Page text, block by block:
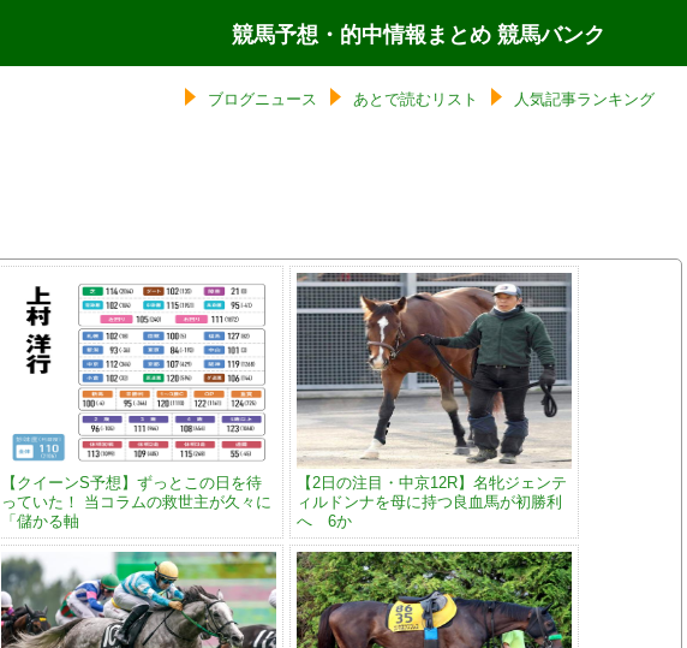
競馬予想・的中情報まとめ 競馬バンク
ブログニュース あとで読むリスト 人気記事ランキング
【クイーンS予想】ずっとこの日を待
っていた！ 当コラムの救世主が久々に
「儲かる軸
【2日の注目・中京12R】名牝ジェンテ
ィルドンナを母に持つ良血馬が初勝利
へ 6か